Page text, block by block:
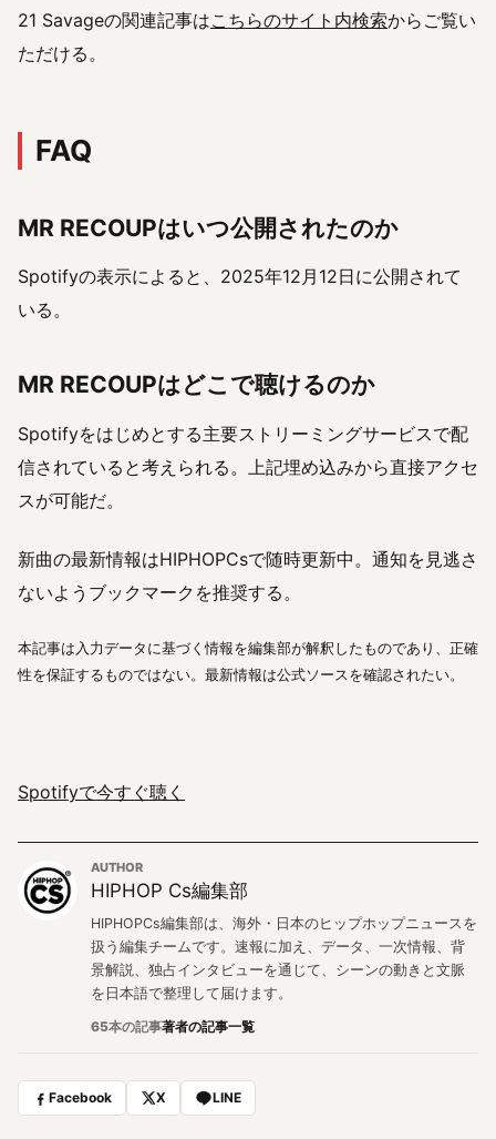
21 Savageの関連記事はこちらのサイト内検索からご覧い
ただける。
FAQ
MR RECOUPはいつ公開されたのか
Spotifyの表示によると、2025年12月12日に公開されて
いる。
MR RECOUPはどこで聴けるのか
Spotifyをはじめとする主要ストリーミングサービスで配
信されていると考えられる。上記埋め込みから直接アクセ
スが可能だ。
新曲の最新情報はHIPHOPCsで随時更新中。通知を見逃さ
ないようブックマークを推奨する。
本記事は入力データに基づく情報を編集部が解釈したものであり、正確
性を保証するものではない。最新情報は公式ソースを確認されたい。
Spotifyで今すぐ聴く
AUTHOR
HIPHOP Cs編集部
HIPHOPCs編集部は、海外・日本のヒップホップニュースを
扱う編集チームです。速報に加え、データ、一次情報、背
景解説、独占インタビューを通じて、シーンの動きと文脈
を日本語で整理して届けます。
65本の記事著者の記事一覧
Facebook X LINE